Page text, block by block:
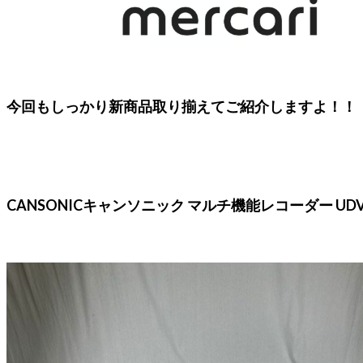
今回もしっかり新商品取り揃えてご紹介しますよ！！
CANSONICキャンソニック マルチ機能レコーダー